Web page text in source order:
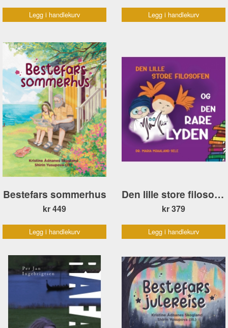
Legg i handlekurv Legg i handlekurv
Bestefars sommerhus
kr 449
Legg i handlekurv
Den lille store filosofen og den rare lyden
kr 379
Legg i handlekurv